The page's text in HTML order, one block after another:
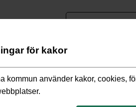
Daglig verksamhet, arbete och
för kakor
kommun använder kakor, cookies,